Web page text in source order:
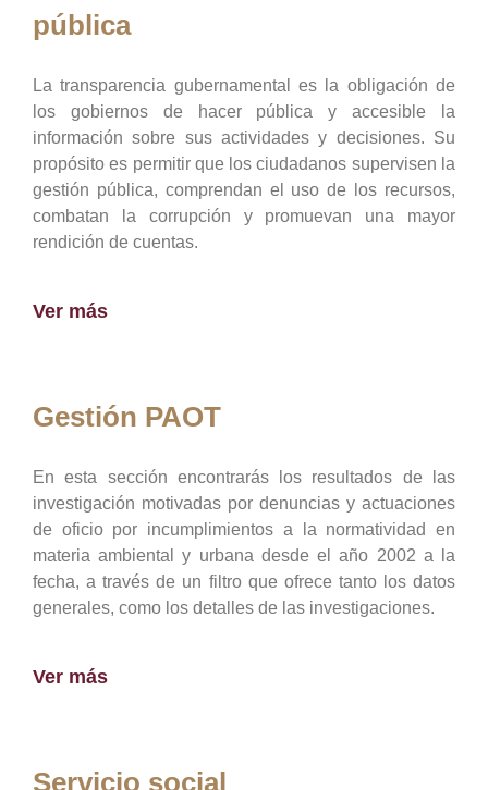
pública
La transparencia gubernamental es la obligación de
los gobiernos de hacer pública y accesible la
información sobre sus actividades y decisiones. Su
propósito es permitir que los ciudadanos supervisen la
gestión pública, comprendan el uso de los recursos,
combatan la corrupción y promuevan una mayor
rendición de cuentas.
Ver más
Gestión PAOT
En esta sección encontrarás los resultados de las
investigación motivadas por denuncias y actuaciones
de oficio por incumplimientos a la normatividad en
materia ambiental y urbana desde el año 2002 a la
fecha, a través de un filtro que ofrece tanto los datos
generales, como los detalles de las investigaciones.
Ver más
Servicio social